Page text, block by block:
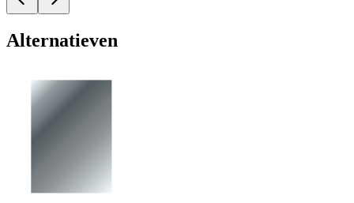
Alternatieven